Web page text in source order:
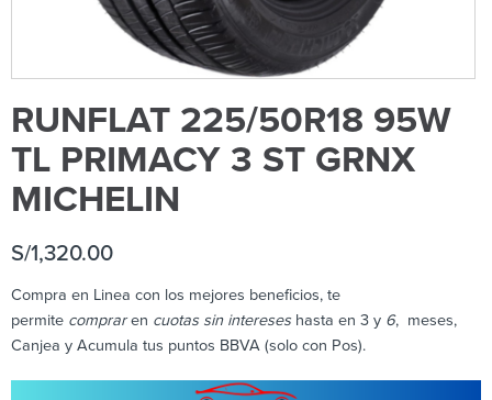
RUNFLAT 225/50R18 95W
TL PRIMACY 3 ST GRNX
MICHELIN
S/1,320.00
Compra en Linea con los mejores beneficios, te
permite compraren cuotas sin intereseshasta en 3 y 6, meses,
Canjea y Acumula tus puntos BBVA (solo con Pos).